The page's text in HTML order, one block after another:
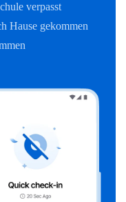
verpasst
Hause gekommen